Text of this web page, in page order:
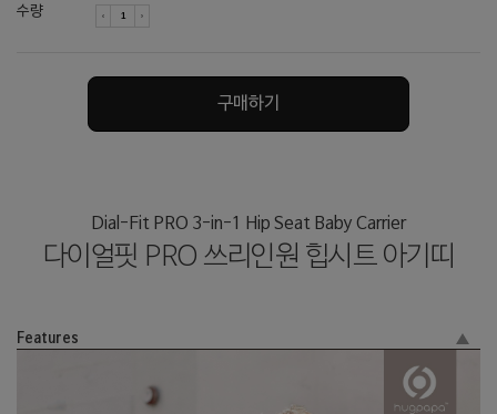
토프 / 아이보리
오트밀
수량
구매하기
Dial-Fit PRO 3-in-1 Hip Seat Baby Carrier
다이얼핏 PRO 쓰리인원 힙시트 아기띠
Features